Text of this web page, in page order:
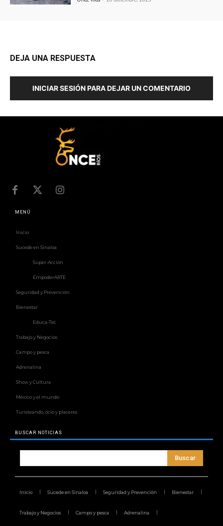
DEJA UNA RESPUESTA
INICIAR SESIÓN PARA DEJAR UN COMENTARIO
MENÚ
Inicio
Sucede en Sinaloa
Súper-Acción
EmpoderARTE
Seguridad y Prevención
Bienestar
Educa-Tec
Trabajo y Negocios
Campo y pesca
Adrenalina
Show y Cultura
México y el mundo
Turisteando, ocio y placeres
BUSCAR NOTICIAS
Buscar
Inicio Sucede en Sinaloa Seguridad y Prevención Bienestar
Trabajo y Negocios Campo y pesca Adrenalina